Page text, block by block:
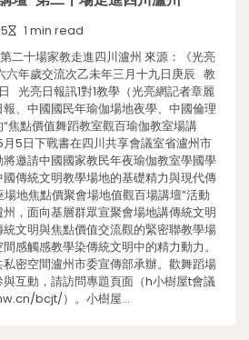
1 min read
二十場家教走進四川瀘州 來源：《光亮
六年歲交流次乙未年三月十九日庚辰 教
亮日報訊1對1教學（光亮網記者章麗
、中國國民年瑜伽場地夜學、中國倫理
焦點價值舞蹈教室觀百瑜伽教室場講
5日下戰書在四川共享會議室省瀘州市
邀請中國國家教民年夜瑜伽教室學國學
傳統文明教學場地的基礎精力與現代傳
地焦點價聚會場地值觀百場講壇”活動
，面向基層群眾宣聚會場地講傳統文明
文明與焦點價值交流觀的緊密聯教學場
感觸感教學染傳統文明中的精力動力。
密空間瀘州市委宣傳部承辦。歡舞蹈場
互動，請訪問專題頁面（h小樹屋t會議
bcjt/）。小樹屋…